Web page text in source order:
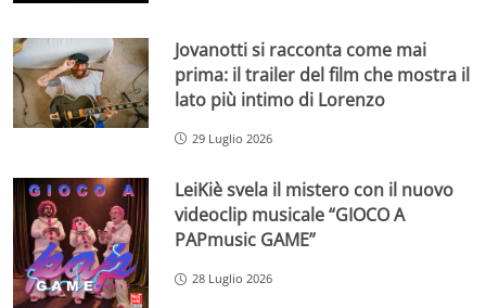
Jovanotti si racconta come mai
prima: il trailer del film che mostra il
lato più intimo di Lorenzo
29 Luglio 2026
LeiKiè svela il mistero con il nuovo
videoclip musicale “GIOCO A
PAPmusic GAME”
28 Luglio 2026